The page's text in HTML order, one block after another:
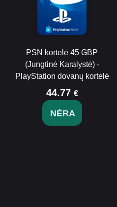
PSN kortelė 45 GBP
(Jungtinė Karalystė) -
PlayStation dovanų kortelė
44.77 €
NĖRA